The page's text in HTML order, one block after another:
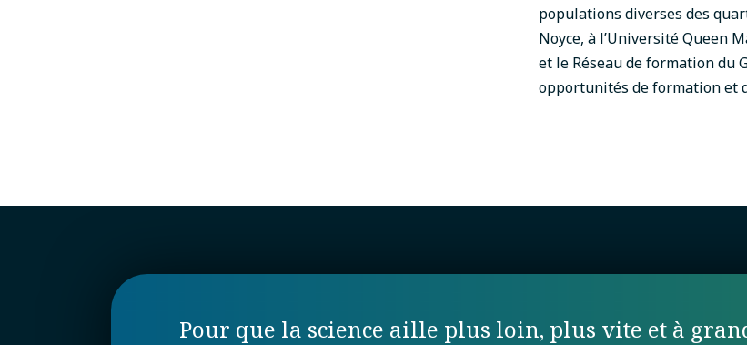
populations diverses des
Noyce, à l’Université Queen
et le Réseau de formation du
opportunités de formation et
Pour que la science aille plus loin, plus vite et à